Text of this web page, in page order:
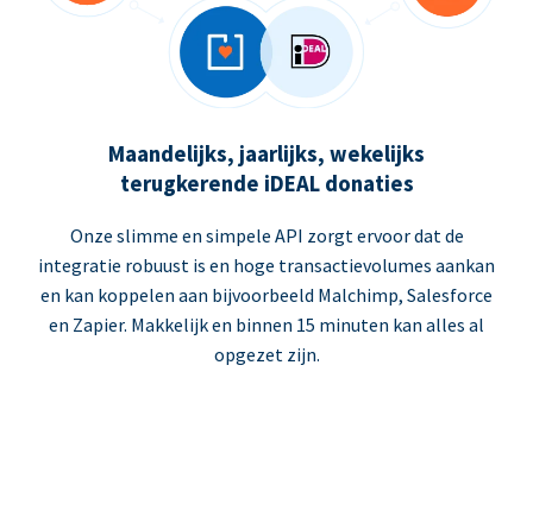
Maandelijks, jaarlijks, wekelijks
terugkerende iDEAL donaties
Onze slimme en simpele API zorgt ervoor dat de
integratie robuust is en hoge transactievolumes aankan
en kan koppelen aan bijvoorbeeld Malchimp, Salesforce
en Zapier. Makkelijk en binnen 15 minuten kan alles al
opgezet zijn.